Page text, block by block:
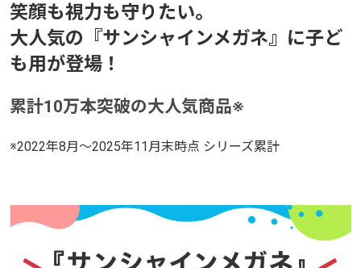
笑顔も視力も守りたい。
大人気の『サンシャインメガネ』に子ど
も用が登場！
累計10万本突破の大人気商品※
※2022年8月～2025年11月末時点 シリーズ累計
笑顔も視力も守りたい。
大人気の『サンシャインメガネ』に子ど
も用が登場！
累計10万本突破の大人気商品※
※2022年8月～2025年11月末時点 シリーズ累計